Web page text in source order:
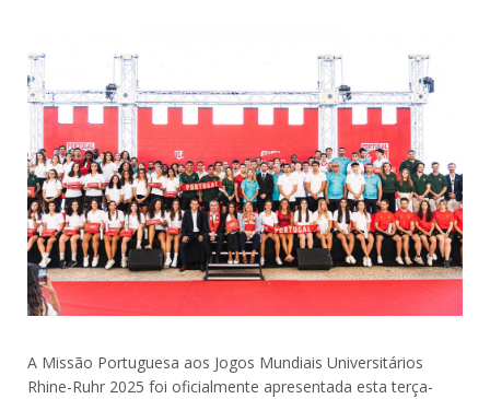
A Missão Portuguesa aos Jogos Mundiais Universitários
Rhine-Ruhr 2025 foi oficialmente apresentada esta terça-